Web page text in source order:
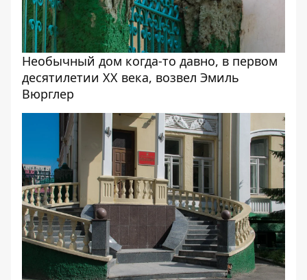
Необычный дом когда-то давно, в первом
десятилетии ХХ века, возвел Эмиль
Вюрглер